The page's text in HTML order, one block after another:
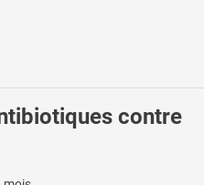
contre